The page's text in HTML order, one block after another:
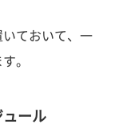
ておいて、一
。
ュール